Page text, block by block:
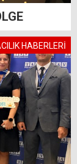
HABERLERİ